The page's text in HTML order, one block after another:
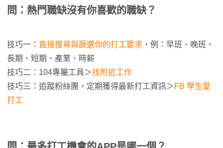
問：熱門職缺沒有你喜歡的職缺？
技巧一： 直接搜尋與篩選你的打工要求 ，例：早班、晚班、
長期、短期、產業、時薪
技巧二：104專屬工具＞找附近工作
技巧三：追蹤粉絲團，定期獲得最新打工資訊＞ FB 學生愛
打工